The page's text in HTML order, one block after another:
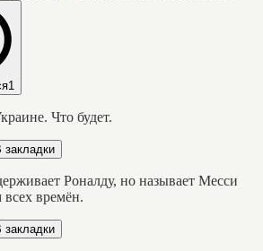
1
Что будет.
закладки
Роналду, но называет Месси
времён.
закладки